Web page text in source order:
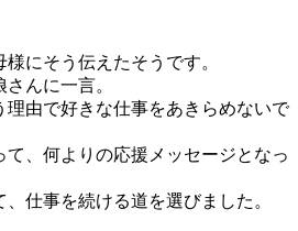
にそう伝えたそうです。
んに一言。
理由で好きな仕事をあきらめないで
て、何よりの応援メッセージとなっ
仕事を続ける道を選びました。